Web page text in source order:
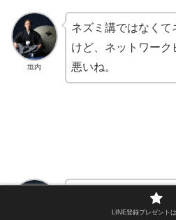
垣内
ネズミ講ではなく
けど、ネットワー
悪いね。
すごい。ネットワ
悪徳マルチ系だよね
LINE登録プレゼント